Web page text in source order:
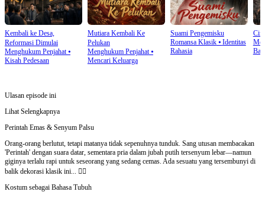
Kembali ke Desa,
Reformasi Dimulai
Menghukum Penjahat⦁
Kisah Pedesaan
Mutiara Kembali Ke
Pelukan
Menghukum Penjahat⦁
Mencari Keluarga
Suami Pengemisku
Romansa Klasik⦁ Identitas
Rahasia
Ulasan episode ini
Lihat Selengkapnya
Perintah Emas & Senyum Palsu
Orang-orang berlutut, tetapi matanya tidak sepenuhnya tunduk. Sang utusan membacakan
'Perintah' dengan suara datar, sementara pria dalam jubah putih tersenyum lebar—namun
giginya terlalu rapi untuk seseorang yang sedang cemas. Ada sesuatu yang tersembunyi di
balik dekorasi klasik ini... 🕵️‍♂️
Kostum sebagai Bahasa Tubuh